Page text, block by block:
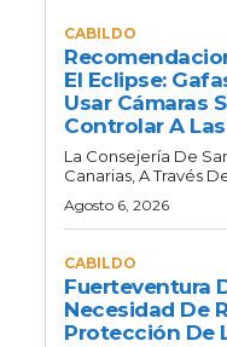
CABILDO
El Eclipse:
Usar Cámaras
Controlar A
La Consejería De
Canarias, A Través
Agosto 6, 2026
CABILDO
Fuerteventura
Necesidad De
Protección De